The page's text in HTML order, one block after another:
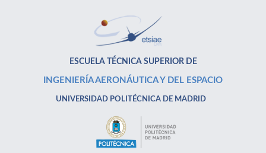
ESCUELA TÉCNICA SUPERIOR DE
INGENIERÍA AERONÁUTICA Y DEL ESPACIO
UNIVERSIDAD POLITÉCNICA DE MADRID